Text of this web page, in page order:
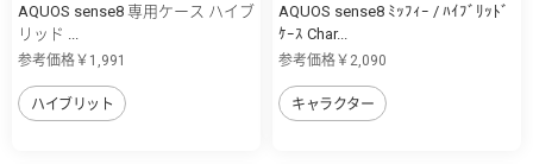
AQUOS sense8 専用ケース ハイブ
リッド ...
参考価格￥1,991
ハイブリット
AQUOS sense8 ﾐｯﾌｨｰ / ﾊｲﾌﾞﾘｯﾄﾞ
ｹｰｽ Char...
参考価格￥2,090
キャラクター